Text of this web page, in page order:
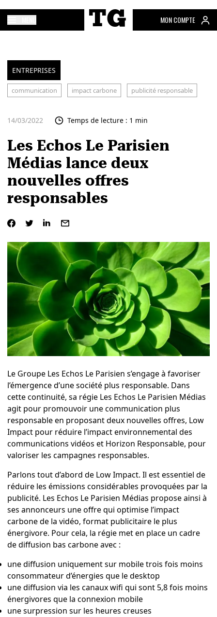
MON COMPTE
ENTREPRISES
communication impact carbone publicité responsable
14/03/2022 Temps de lecture : 1 min
Les Echos Le Parisien
Médias lance deux
nouvelles offres
responsables
Le Groupe Les Echos Le Parisien s’engage à favoriser
l’émergence d’une société plus responsable. Dans
cette continuité, sa régieLes Echos Le Parisien Médias
agit pour promouvoir une communication plus
responsable en proposant deux nouvelles offres, Low
Impact pour réduire l’impact environnemental des
communications vidéos et Horizon Responsable, pour
valoriser les campagnes responsables.
Parlons tout d’abord de Low Impact. Il est essentiel de
réduire les émissions considérables provoquées par la
publicité. Les Echos Le Parisien Médias propose ainsi à
ses annonceurs une offre qui optimise l’impact
carbonede la vidéo, format publicitaire le plus
énergivore. Pour cela, la régie met en place un cadre
de diffusion bas carbone avec :
une diffusion uniquement sur mobile trois fois moins
consommateur d’énergies que le desktop
une diffusion via les canaux wifi qui sont 5,8 fois moins
énergivores que la connexion mobile
une surpression sur les heures creuses